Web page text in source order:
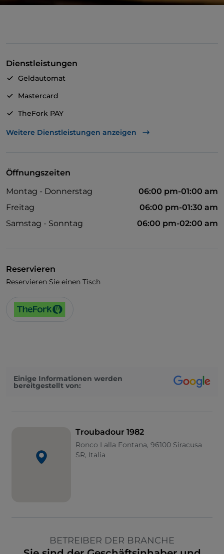
Dienstleistungen
Geldautomat
Mastercard
TheFork PAY
UnionPay über TheFork PAY
Weitere Dienstleistungen anzeigen
Öffnungszeiten
Montag - Donnerstag
06:00 pm-01:00 am
Freitag
06:00 pm-01:30 am
Samstag - Sonntag
06:00 pm-02:00 am
Reservieren
Reservieren Sie einen Tisch
Einige Informationen werden
bereitgestellt von:
Troubadour 1982
Ronco I alla Fontana, 96100 Siracusa
SR, Italia
BETREIBER DER BRANCHE